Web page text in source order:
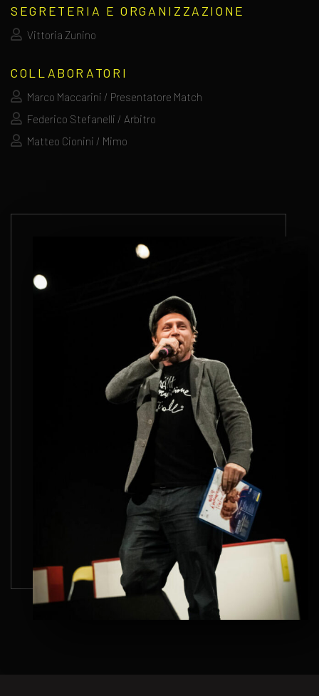
SEGRETERIA E ORGANIZZAZIONE
Vittoria Zunino
COLLABORATORI
Marco Maccarini / Presentatore Match
Federico Stefanelli / Arbitro
Matteo Cionini / Mimo